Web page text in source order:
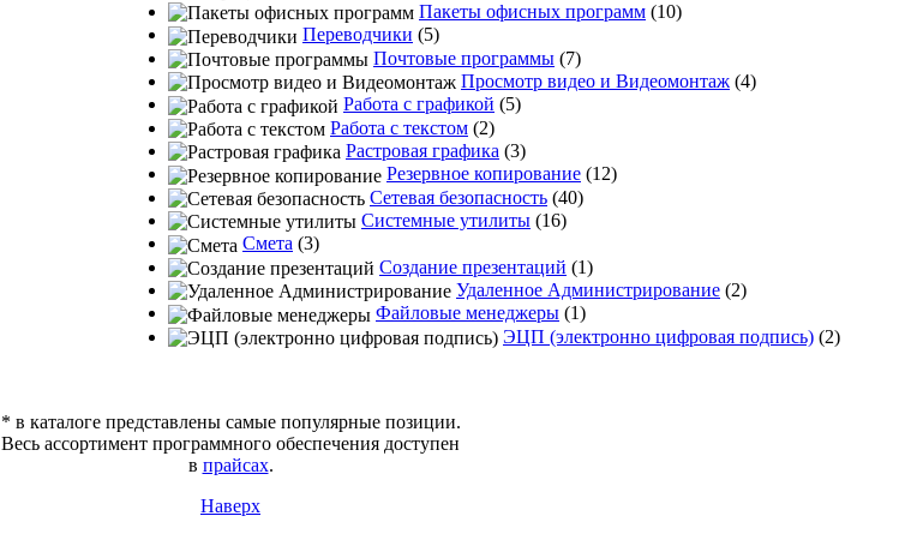
Пакеты офисных программ (10)
Переводчики (5)
Почтовые программы (7)
Просмотр видео и Видеомонтаж (4)
Работа с графикой (5)
Работа с текстом (2)
Растровая графика (3)
Резервное копирование (12)
Сетевая безопасность (40)
Системные утилиты (16)
Смета (3)
Создание презентаций (1)
Удаленное Администрирование (2)
Файловые менеджеры (1)
ЭЦП (электронно цифровая подпись) (2)
* в каталоге представлены самые популярные позиции.
Весь ассортимент программного обеспечения доступен
в прайсах.
Наверх